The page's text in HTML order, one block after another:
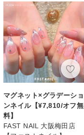
マグネット×グラデーショ
ンネイル【¥7,810/オフ無
料】
FAST NAIL 大阪梅田店